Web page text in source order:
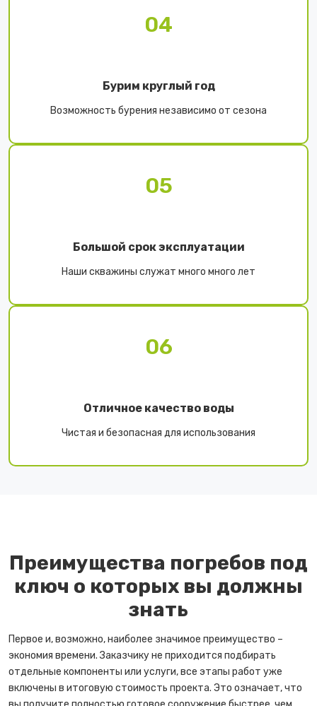
04
Бурим круглый год
Возможность бурения независимо от сезона
05
Большой срок эксплуатации
Наши скважины служат много много лет
06
Отличное качество воды
Чистая и безопасная для использования
Преимущества погребов под
ключ о которых вы должны
знать
Первое и, возможно, наиболее значимое преимущество –
экономия времени. Заказчику не приходится подбирать
отдельные компоненты или услуги, все этапы работ уже
включены в итоговую стоимость проекта. Это означает, что